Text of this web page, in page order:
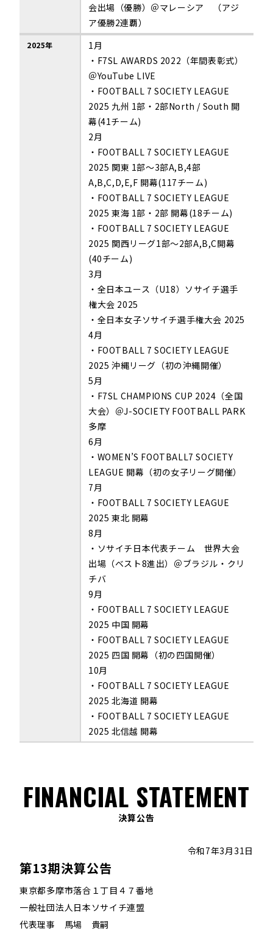
会出場（優勝）＠マレーシア （アジ
ア優勝2連覇）
2025年
1月
・F7SL AWARDS 2022（年間表彰式）
＠YouTube LIVE
・FOOTBALL 7 SOCIETY LEAGUE
2025 九州 1部・2部North / South 開
幕(41チーム)
2月
・FOOTBALL 7 SOCIETY LEAGUE
2025 関東 1部～3部A,B,4部
A,B,C,D,E,F 開幕(117チーム)
・FOOTBALL 7 SOCIETY LEAGUE
2025 東海 1部・2部 開幕(18チーム)
・ FOOTBALL 7 SOCIETY LEAGUE
2025 関西リーグ1部～2部A,B,C開幕
(40チーム)
3月
・全日本ユース（U18）ソサイチ選手
権大会 2025
・全日本女子ソサイチ選手権大会 2025
4月
・ FOOTBALL 7 SOCIETY LEAGUE
2025 沖縄リーグ（初の沖縄開催）
5月
・F7SL CHAMPIONS CUP 2024（全国
大会）＠J-SOCIETY FOOTBALL PARK
多摩
6月
・WOMEN’S FOOTBALL7 SOCIETY
LEAGUE 開幕（初の女子リーグ開催）
7月
・FOOTBALL 7 SOCIETY LEAGUE
2025 東北 開幕
8月
・ソサイチ日本代表チーム 世界大会
出場（ベスト8進出）＠ブラジル・クリ
チバ
9月
・FOOTBALL 7 SOCIETY LEAGUE
2025 中国 開幕
・FOOTBALL 7 SOCIETY LEAGUE
2025 四国 開幕（初の四国開催）
10月
・FOOTBALL 7 SOCIETY LEAGUE
2025 北海道 開幕
・FOOTBALL 7 SOCIETY LEAGUE
2025 北信越 開幕
FINANCIAL STATEMENT
決算公告
令和7年3月31日
第13期決算公告
東京都多摩市落合１丁目４７番地
一般社団法人日本ソサイチ連盟
代表理事 馬場 貴嗣